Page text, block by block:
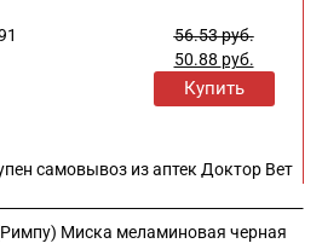
56.53руб.
50.88 руб.
Купить
самовывоз из аптек Доктор Вет
Миска меламиновая черная